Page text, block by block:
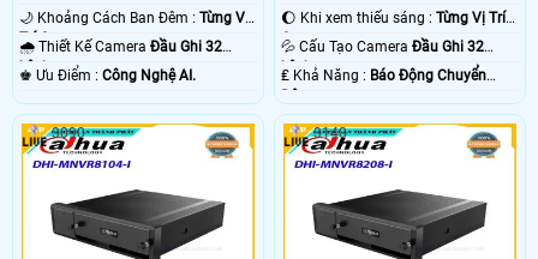
🌙 Khoảng Cách Ban Đêm : Từng Vị
Trí Camera .
🌧️ Thiết Kế Camera Đầu Ghi 32
kênh.
️♚ Ưu Điểm : Công Nghệ AI.
🌔 Khi xem thiếu sáng :Từng Vị Trí
Camera .
💦 Cấu Tạo CameraĐầu Ghi 32
kênh.
️₤ Khả Năng : Báo Động Chuyển
3090 3148